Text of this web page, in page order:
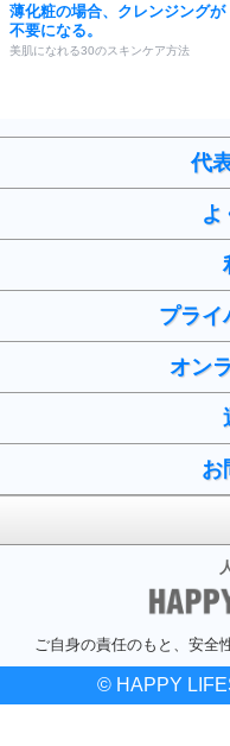
薄化粧の場合、クレンジングが
不要になる。
美肌になれる30のスキンケア方法
代
よ
プライ
オン
お
ご自身の責任のもと、安全
© HAPPY